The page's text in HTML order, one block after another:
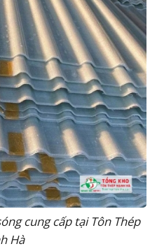
cung cấp tại Tôn Thép
Hà